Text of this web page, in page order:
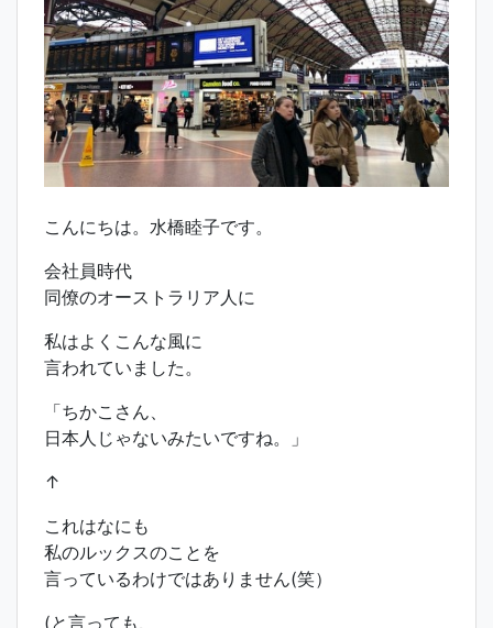
こんにちは。水橋睦子です。
会社員時代
同僚のオーストラリア人に
私はよくこんな風に
言われていました。
「ちかこさん、
日本人じゃないみたいですね。」
↑
これはなにも
私のルックスのことを
言っているわけではありません(笑）
(と言っても、